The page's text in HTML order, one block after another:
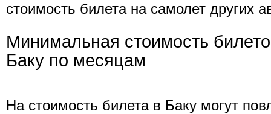
стоимость билета на самолет других
Минимальная стоимость
Баку по месяцам
На стоимость билета в Баку могут